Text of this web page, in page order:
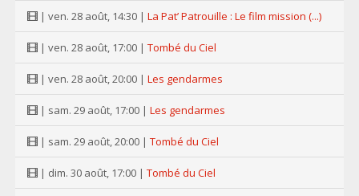
| ven. 28 août, 14:30 | La Pat’ Patrouille : Le film mission (...)
| ven. 28 août, 17:00 | Tombé du Ciel
| ven. 28 août, 20:00 | Les gendarmes
| sam. 29 août, 17:00 | Les gendarmes
| sam. 29 août, 20:00 | Tombé du Ciel
| dim. 30 août, 17:00 | Tombé du Ciel